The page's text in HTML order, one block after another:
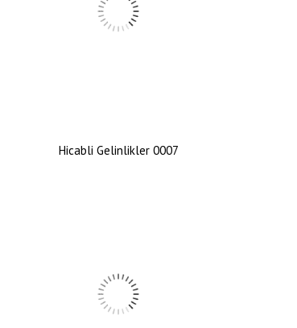
Hicabli Gelinlikler 0007